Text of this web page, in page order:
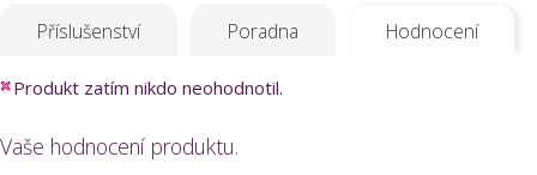
Příslušenství Poradna Hodnocení
Produkt zatím nikdo neohodnotil.
Vaše hodnocení produktu.